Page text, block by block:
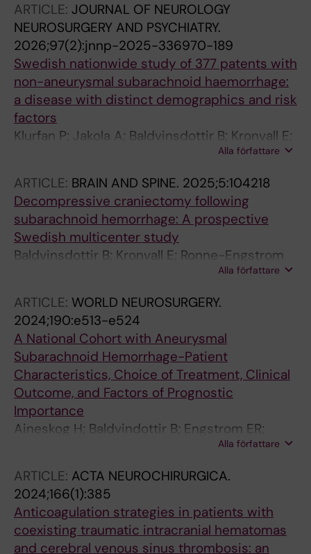
ARTICLE: JOURNAL OF NEUROLOGY
NEUROSURGERY AND PSYCHIATRY.
2026;97(2):jnnp-2025-336970-189
Swedish nationwide study of 377 patents with
non-aneurysmal subarachnoid haemorrhage:
a disease with distinct demographics and risk
factors
Klurfan P; Jakola A; Baldvinsdottir B; Kronvall E;
Aineskog H; Alpkvist P; Eneling J; Fridriksson
M; Ronne Engstrom E; Hillman J
Alla författare
ARTICLE: BRAIN AND SPINE. 2025;5:104218
Decompressive craniectomy following
subarachnoid hemorrhage: A prospective
Swedish multicenter study
Baldvinsdottir B; Kronvall E; Ronne-Engstrom
E; Enblad P; Klurfan P; Eneling J; Lindvall P;
Alpkvist P; Hillman J; Nilsson OG
Alla författare
ARTICLE: WORLD NEUROSURGERY.
2024;190:e513-e524
A National Cohort with Aneurysmal
Subarachnoid Hemorrhage-Patient
Characteristics, Choice of Treatment, Clinical
Outcome, and Factors of Prognostic
Importance
Aineskog H; Baldvindottir B; Engstrom ER;
Eneling J; Enblad P; Svensson M; Alpkvist P;
Nilsson OG; Lindvall P
Alla författare
ARTICLE: ACTA NEUROCHIRURGICA.
2024;166(1):385
Anticoagulation strategies in patients with
coexisting traumatic intracranial hematomas
and cerebral venous sinus thrombosis: an